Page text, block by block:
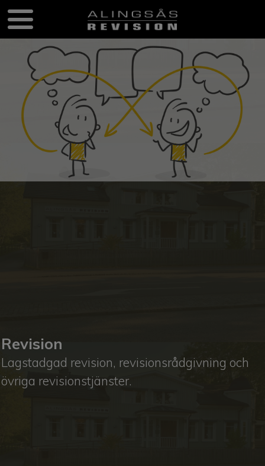
Revision
Lagstadgad revision, revisionsrådgivning och
övriga revisionstjänster.